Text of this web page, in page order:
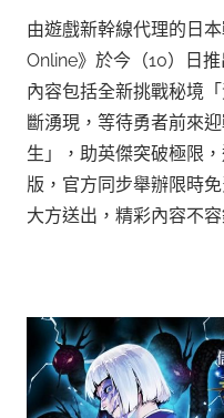
由遊戲新幹線代理的日
Online》於今（10）日
內容包括全新挑戰秘境
斷湧現，等待勇者前來
生」，助英傑突破極限
版，官方同步舉辦限時
大方送出，精彩內容不容